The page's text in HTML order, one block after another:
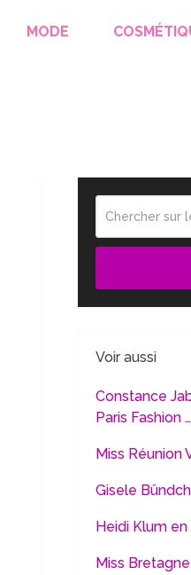
MODE
Voir aussi
Constance
Paris Fashion …
Miss Réunion
Gisele
Heidi Klum en
Miss